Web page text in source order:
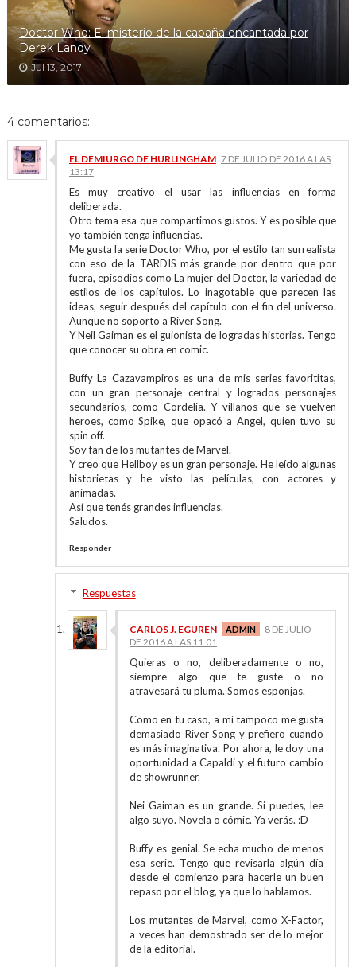
Doctor Who: El misterio de la cabaña encantada por
Derek Landy
Jul 13, 2017
4 comentarios:
EL DEMIURGO DE HURLINGHAM 7 DE JULIO DE 2016 A LAS
13:17
Es muy creativo el usar las influencias en forma
deliberada.
Otro tema esa que compartimos gustos. Y es posible que
yo también tenga influencias.
Me gusta la serie Doctor Who, por el estilo tan surrealista
con eso de la TARDIS más grande por dentro que por
fuera, episodios como La mujer del Doctor, la variedad de
estilos de los capítulos. Lo inagotable que parecen las
ideas, seguir después del capítulo con el fin del universo.
Aunque no soporto a River Song.
Y Neil Gaiman es el guionista de logradas historias. Tengo
que conocer su obra en comic.
Buffy La Cazavampiros es una de mis series favorititas,
con un gran personaje central y logrados personajes
secundarios, como Cordelia. Y villanos que se vuelven
heroes, como Spike, que opacó a Angel, quien tuvo su
spin off.
Soy fan de los mutantes de Marvel.
Y creo que Hellboy es un gran personaje. He leído algunas
historietas y he visto las películas, con actores y
animadas.
Así que tenés grandes influencias.
Saludos.
Responder
Respuestas
CARLOS J. EGUREN
8 DE JULIO
DE 2016 A LAS 11:01
Quieras o no, deliberadamente o no,
siempre algo que te guste o no
atravesará tu pluma. Somos esponjas.
Como en tu caso, a mí tampoco me gusta
demasiado River Song y prefiero cuando
es más imaginativa. Por ahora, le doy una
oportunidad a Capaldi y el futuro cambio
de showrunner.
Nei Gaiman es un grande. Si puedes, lee
algo suyo. Novela o cómic. Ya verás. :D
Buffy es genial. Se echa mucho de menos
esa serie. Tengo que revisarla algún día
desde el comienzo para hacerle un buen
repaso por el blog, ya que lo hablamos.
Los mutantes de Marvel, como X-Factor,
a veces han demostrado ser de lo mejor
de la editorial.